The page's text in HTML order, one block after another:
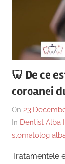
🦷 De ce
coroanei
On 23
In Dentist Alba
stomatolog
Tratamentele